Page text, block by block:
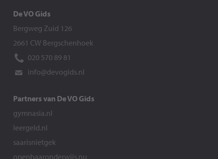
De VO Gids
Bergweg Zuid 126
2661 CW Bergschenhoek
020 570 89 81
info@devogids.nl
Partners van De VO Gids
gymnasia.nl
leergeld.nl
saarisnietgek
openbaaronderwijs.nu